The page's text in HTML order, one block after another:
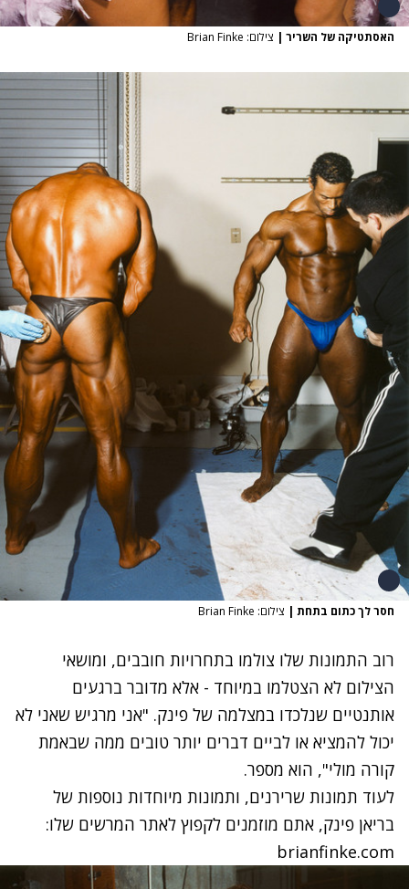
האסתטיקה של השריר צילום: Brian Finke
חסר לך כתום בתחת | צילום: Brian Finke
רוב התמונות שלו צולמו בתחרויות חובבים, ומושאי
הצילום לא הצטלמו במיוחד - אלא מדובר ברגעים
אותנטיים שנלכדו במצלמה של פינק. "אני מרגיש שאני לא
יכול להמציא או לביים דברים יותר טובים ממה שבאמת
קורה מולי", הוא מספר.
לעוד תמונות שרירנים, ותמונות מיוחדות נוספות של
בריאן פינק, אתם מוזמנים לקפוץ לאתר המרשים שלו:
brianfinke.com